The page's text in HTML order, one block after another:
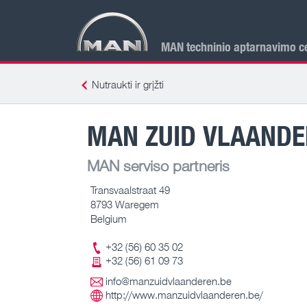
MAN techninio aptarnavimo
Nutraukti ir grįžti
MAN ZUID
MAN serviso partneris
Transvaalstraat 49
8793 Waregem
Belgium
+32 (56) 60 35 02
+32 (56) 61 09 73
info@manzuidvlaanderen.be
http://www.manzuidvlaanderen.be/